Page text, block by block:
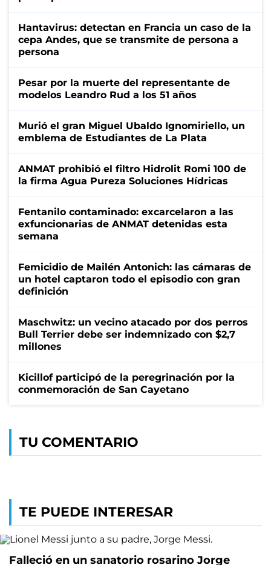
Hantavirus: detectan en Francia un caso de la
cepa Andes, que se transmite de persona a
persona
Pesar por la muerte del representante de
modelos Leandro Rud a los 51 años
Murió el gran Miguel Ubaldo Ignomiriello, un
emblema de Estudiantes de La Plata
ANMAT prohibió el filtro Hidrolit Romi 100 de
la firma Agua Pureza Soluciones Hídricas
Fentanilo contaminado: excarcelaron a las
exfuncionarias de ANMAT detenidas esta
semana
Femicidio de Mailén Antonich: las cámaras de
un hotel captaron todo el episodio con gran
definición
Maschwitz: un vecino atacado por dos perros
Bull Terrier debe ser indemnizado con $2,7
millones
Kicillof participó de la peregrinación por la
conmemoración de San Cayetano
TU COMENTARIO
TE PUEDE INTERESAR
Falleció en un sanatorio rosarino Jorge